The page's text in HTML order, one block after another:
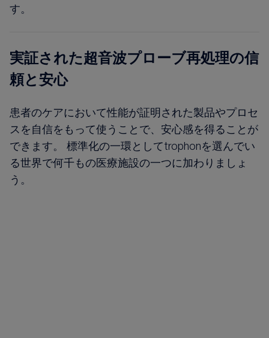
す。
実証された超音波プローブ再処理の信
頼と安心
患者のケアにおいて性能が証明された製品やプロセ
スを自信をもって使うことで、安心感を得ることが
できます。 標準化の一環としてtrophonを選んでい
る世界で何千もの医療施設の一つに加わりましょ
う。